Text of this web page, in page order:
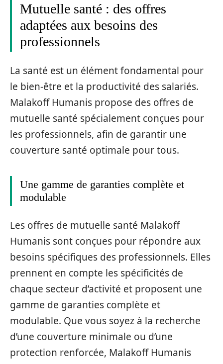
Mutuelle santé : des offres
adaptées aux besoins des
professionnels
La santé est un élément fondamental pour
le bien-être et la productivité des salariés.
Malakoff Humanis propose des offres de
mutuelle santé spécialement conçues pour
les professionnels, afin de garantir une
couverture santé optimale pour tous.
Une gamme de garanties complète et
modulable
Les offres de mutuelle santé Malakoff
Humanis sont conçues pour répondre aux
besoins spécifiques des professionnels. Elles
prennent en compte les spécificités de
chaque secteur d’activité et proposent une
gamme de garanties complète et
modulable. Que vous soyez à la recherche
d’une couverture minimale ou d’une
protection renforcée, Malakoff Humanis